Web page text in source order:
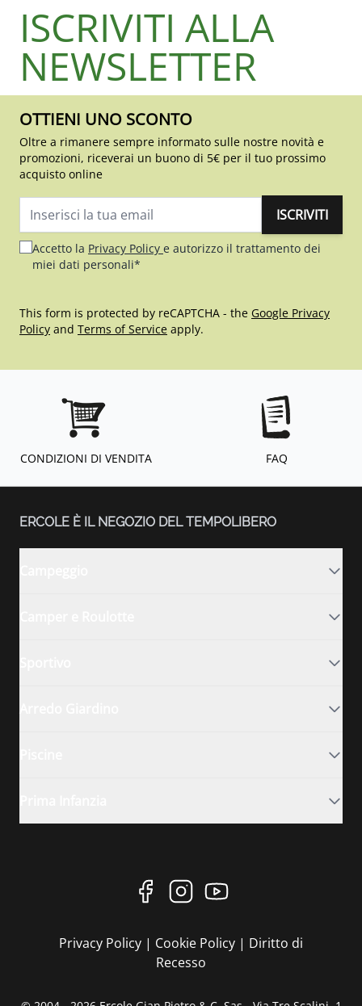
ISCRIVITI ALLA
NEWSLETTER
OTTIENI UNO SCONTO
Oltre a rimanere sempre informato sulle nostre novità e
promozioni, riceverai un buono di 5€ per il tuo prossimo
acquisto online
ISCRIVITI
Accetto la Privacy Policy e autorizzo il trattamento dei
miei dati personali*
This form is protected by reCAPTCHA - the Google Privacy
Policy and Terms of Service apply.
CONDIZIONI DI VENDITA FAQ
ERCOLE È IL NEGOZIO DEL TEMPOLIBERO
Privacy Policy | Cookie Policy | Diritto di
Recesso